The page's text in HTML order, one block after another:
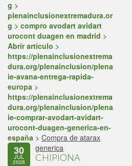
g >
plenainclusionextremadura.or
g > compro avodart avidart
urocont duagen en madrid >
Abrir artículo >
https://plenainclusionextrema
dura.org/plenainclusion/plena
ie-avana-entrega-rapida-
europa >
https://plenainclusionextrema
dura.org/plenainclusion/plena
ie-comprar-avodart-avidart-
urocont-duagen-generica-en-
españa > Compra de atarax
generica
30
JUL
2026 CHIPIONA